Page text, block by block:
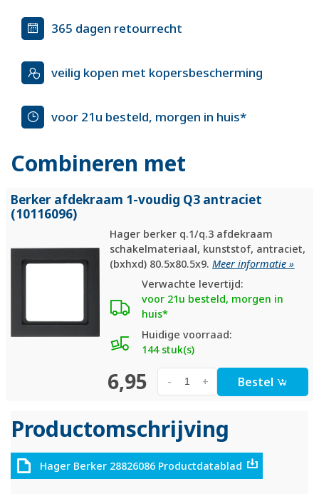
365 dagen retourrecht
veilig kopen met kopersbescherming
voor 21u besteld, morgen in huis*
Combineren met
Berker afdekraam 1-voudig Q3 antraciet
(10116096)
Hager berker q.1/q.3 afdekraam
schakelmateriaal, kunststof, antraciet,
(bxhxd) 80.5x80.5x9.Meer informatie »
Verwachte levertijd:
voor 21u besteld, morgen in
huis*
Huidige voorraad:
144 stuk(s)
6,95 +
- Bestel
Productomschrijving
Hager Berker 28826086 Productdatablad